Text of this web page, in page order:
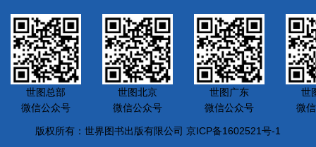
世图总部
微信公众号
世图北京
微信公众号
世图广东
微信公众号
世
微
版权所有：世界图书出版有限公司 京ICP备1602521号-1